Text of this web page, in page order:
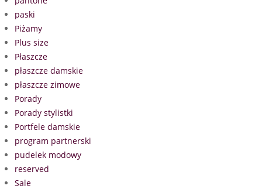
paski
Piżamy
Plus size
Płaszcze
płaszcze damskie
płaszcze zimowe
Porady
Porady stylistki
Portfele damskie
program partnerski
pudelek modowy
reserved
Sale